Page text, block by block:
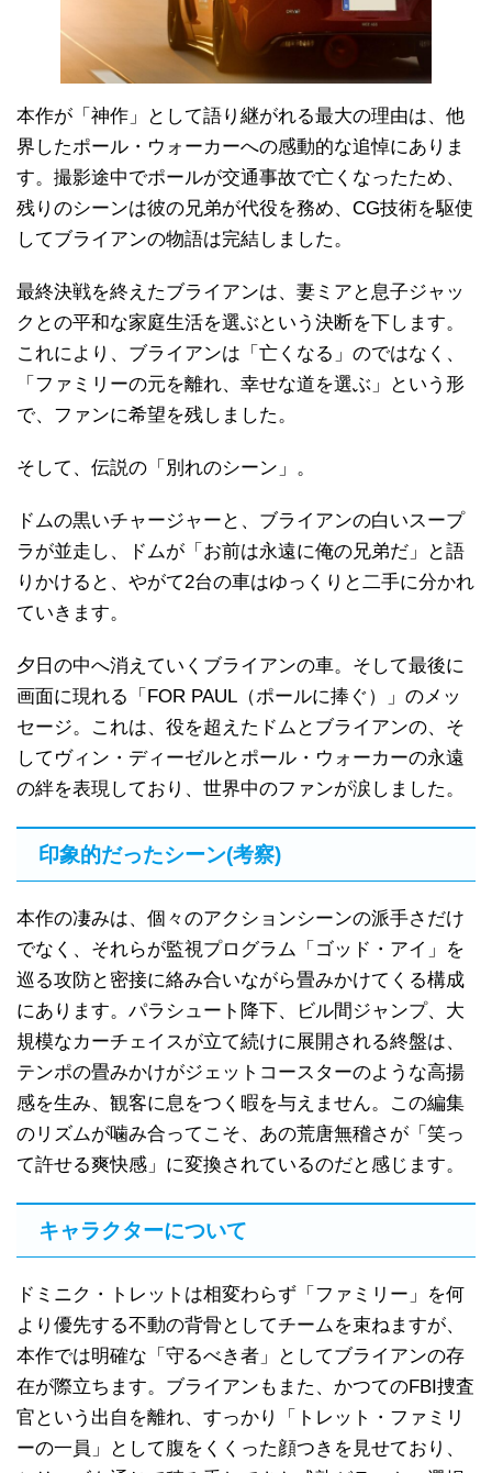
本作が「神作」として語り継がれる最大の理由は、他
界したポール・ウォーカーへの感動的な追悼にありま
す。撮影途中でポールが交通事故で亡くなったため、
残りのシーンは彼の兄弟が代役を務め、CG技術を駆使
してブライアンの物語は完結しました。
最終決戦を終えたブライアンは、妻ミアと息子ジャッ
クとの平和な家庭生活を選ぶという決断を下します。
これにより、ブライアンは「亡くなる」のではなく、
「ファミリーの元を離れ、幸せな道を選ぶ」という形
で、ファンに希望を残しました。
そして、伝説の「別れのシーン」。
ドムの黒いチャージャーと、ブライアンの白いスープ
ラが並走し、ドムが「お前は永遠に俺の兄弟だ」と語
りかけると、やがて2台の車はゆっくりと二手に分かれ
ていきます。
夕日の中へ消えていくブライアンの車。そして最後に
画面に現れる「FOR PAUL（ポールに捧ぐ）」のメッ
セージ。これは、役を超えたドムとブライアンの、そ
してヴィン・ディーゼルとポール・ウォーカーの永遠
の絆を表現しており、世界中のファンが涙しました。
印象的だったシーン(考察)
本作の凄みは、個々のアクションシーンの派手さだけ
でなく、それらが監視プログラム「ゴッド・アイ」を
巡る攻防と密接に絡み合いながら畳みかけてくる構成
にあります。パラシュート降下、ビル間ジャンプ、大
規模なカーチェイスが立て続けに展開される終盤は、
テンポの畳みかけがジェットコースターのような高揚
感を生み、観客に息をつく暇を与えません。この編集
のリズムが噛み合ってこそ、あの荒唐無稽さが「笑っ
て許せる爽快感」に変換されているのだと感じます。
キャラクターについて
ドミニク・トレットは相変わらず「ファミリー」を何
より優先する不動の背骨としてチームを束ねますが、
本作では明確な「守るべき者」としてブライアンの存
在が際立ちます。ブライアンもまた、かつてのFBI捜査
官という出自を離れ、すっかり「トレット・ファミリ
ーの一員」として腹をくくった顔つきを見せており、